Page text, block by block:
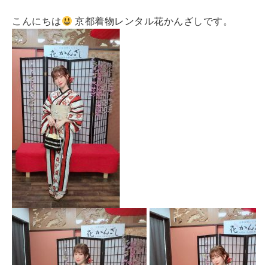
こんにちは 京都着物レンタル花かんざしです。